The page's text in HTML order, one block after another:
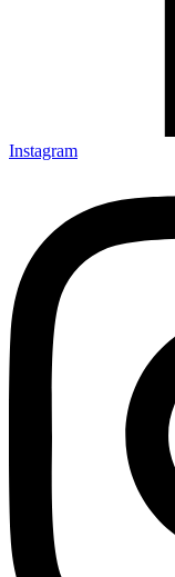
Instagram